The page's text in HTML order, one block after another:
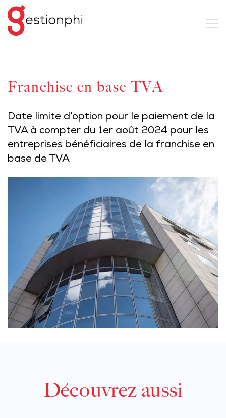
Franchise en base TVA
Date limite d’option pour le paiement de la
TVA à compter du 1er août 2024 pour les
entreprises bénéficiaires de la franchise en
base de TVA
Découvrez aussi